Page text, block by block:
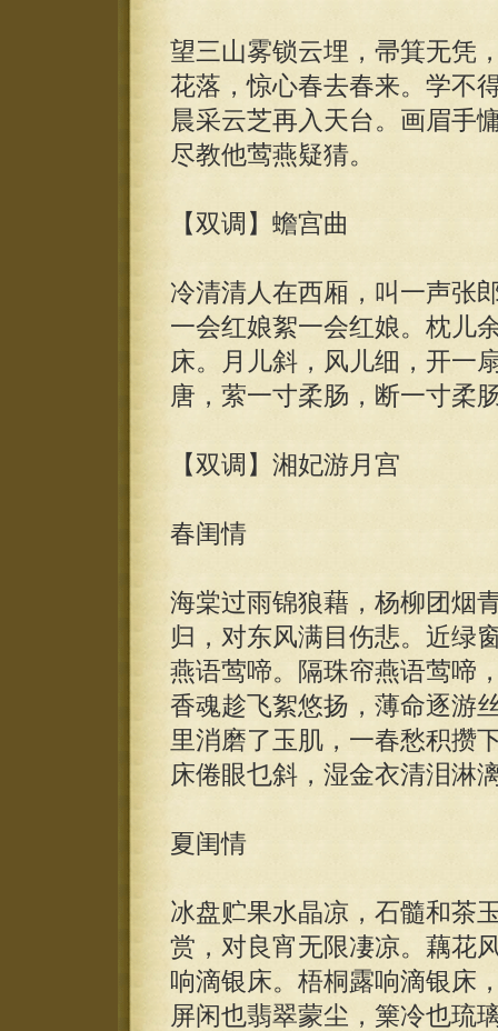
望三山雾锁云埋，帚箕无凭
花落，惊心春去春来。学不
晨采云芝再入天台。画眉手
尽教他莺燕疑猜。
【双调】蟾宫曲
冷清清人在西厢，叫一声张
一会红娘絮一会红娘。枕儿
床。月儿斜，风儿细，开一
唐，萦一寸柔肠，断一寸柔
【双调】湘妃游月宫
春闺情
海棠过雨锦狼藉，杨柳团烟
归，对东风满目伤悲。近绿
燕语莺啼。隔珠帘燕语莺啼
香魂趁飞絮悠扬，薄命逐游
里消磨了玉肌，一春愁积攒
床倦眼乜斜，湿金衣清泪淋
夏闺情
冰盘贮果水晶凉，石髓和茶
赏，对良宵无限凄凉。藕花
响滴银床。梧桐露响滴银床
屏闲也翡翠蒙尘，篥冷也琉